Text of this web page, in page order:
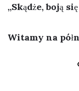
„Skądże, boją
Witamy na